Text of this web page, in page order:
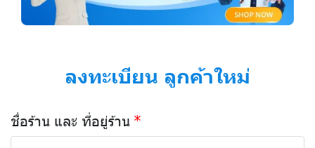
ลงทะเบียน ลูกค้าใหม่
ชื่อร้าน และ ที่อยู่ร้าน